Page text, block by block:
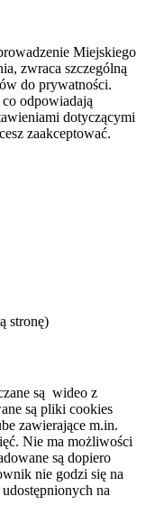
Miejskiego
zwraca szczególną
do prywatności.
odpowiadają
dotyczącymi
zaakceptować.
stronę)
są wideo z
są pliki cookies
zawierające m.in.
Nie ma możliwości
są dopiero
nie godzi się na
na